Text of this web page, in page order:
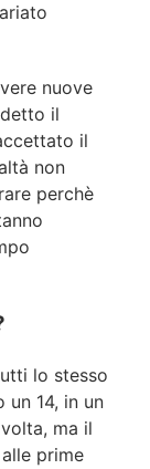
nuove
il
il
non
perchè
lo stesso
14, in un
ma il
prime